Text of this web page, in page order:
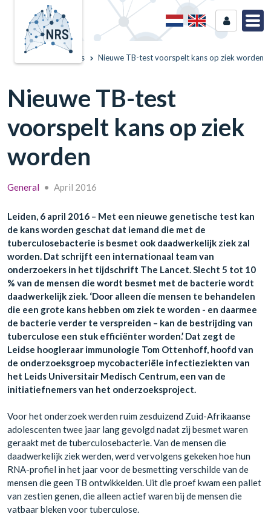
News Nieuwe TB-test voorspelt kans op ziek worden
Nieuwe TB-test
voorspelt kans op ziek
worden
General • April 2016
Leiden, 6 april 2016 – Met een nieuwe genetische test kan
de kans worden geschat dat iemand die met de
tuberculosebacterie is besmet ook daadwerkelijk ziek zal
worden. Dat schrijft een internationaal team van
onderzoekers in het tijdschrift The Lancet. Slecht 5 tot 10
% van de mensen die wordt besmet met de bacterie wordt
daadwerkelijk ziek. ‘Door alleen díe mensen te behandelen
die een grote kans hebben om ziek te worden - en daarmee
de bacterie verder te verspreiden – kan de bestrijding van
tuberculose een stuk efficiënter worden.’ Dat zegt de
Leidse hoogleraar immunologie Tom Ottenhoff, hoofd van
de onderzoeksgroep mycobacteriële infectieziekten van
het Leids Universitair Medisch Centrum, een van de
initiatiefnemers van het onderzoeksproject.
Voor het onderzoek werden ruim zesduizend Zuid-Afrikaanse
adolescenten twee jaar lang gevolgd nadat zij besmet waren
geraakt met de tuberculosebacterie. Van de mensen die
daadwerkelijk ziek werden, werd vervolgens gekeken hoe hun
RNA-profiel in het jaar voor de besmetting verschilde van de
mensen die geen TB ontwikkelden. Uit die proef kwam een pallet
van zestien genen, die alleen actief waren bij de mensen die
vatbaar bleken voor tuberculose.